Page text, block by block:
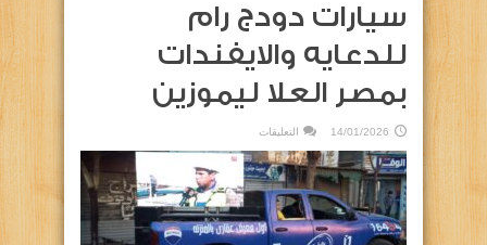
سيارات دودج رام
للدعايه والايفندات
بمصر العلا ليموزين
14/01/2026 التعليقات
دودج
رام
للدعايه
والايفندات
بمصر
العلا
ليموزين
مغلقة